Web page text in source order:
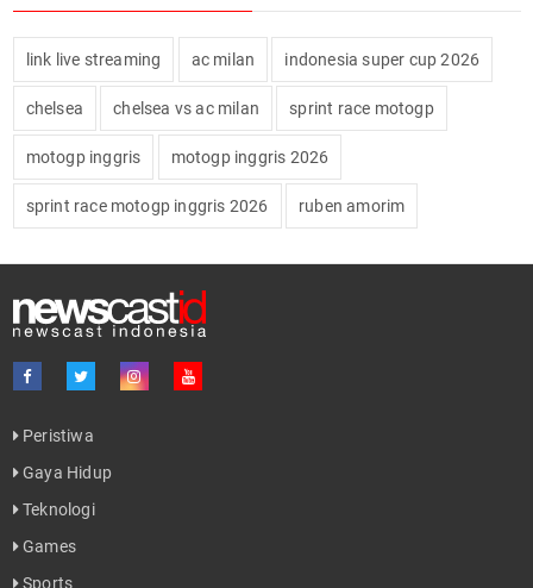
link live streaming ac milan indonesia super cup 2026
chelsea chelsea vs ac milan sprint race motogp
motogp inggris motogp inggris 2026
sprint race motogp inggris 2026 ruben amorim
Peristiwa
Gaya Hidup
Teknologi
Games
Sports